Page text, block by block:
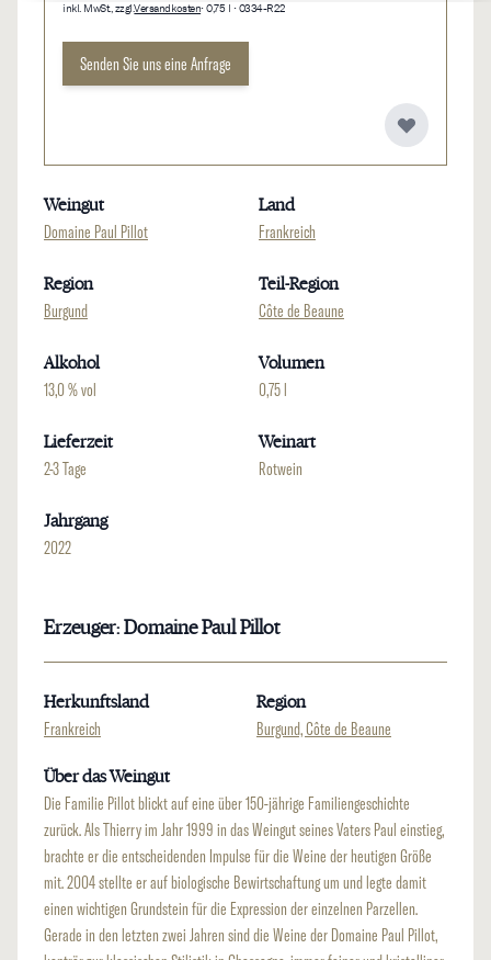
inkl. MwSt., zzgl.Versandkosten• 0,75 l • 0334-R22
Senden Sie uns eine Anfrage
Weingut
Domaine Paul Pillot
Land
Frankreich
Region
Burgund
Teil-Region
Côte de Beaune
Alkohol
13,0 % vol
Volumen
0,75 l
Lieferzeit
2-3 Tage
Weinart
Rotwein
Jahrgang
2022
Erzeuger: Domaine Paul Pillot
Herkunftsland
Frankreich
Region
Burgund, Côte de Beaune
Über das Weingut
Die Familie Pillot blickt auf eine über 150-jährige Familiengeschichte
zurück. Als Thierry im Jahr 1999 in das Weingut seines Vaters Paul einstieg,
brachte er die entscheidenden Impulse für die Weine der heutigen Größe
mit. 2004 stellte er auf biologische Bewirtschaftung um und legte damit
einen wichtigen Grundstein für die Expression der einzelnen Parzellen.
Gerade in den letzten zwei Jahren sind die Weine der Domaine Paul Pillot,